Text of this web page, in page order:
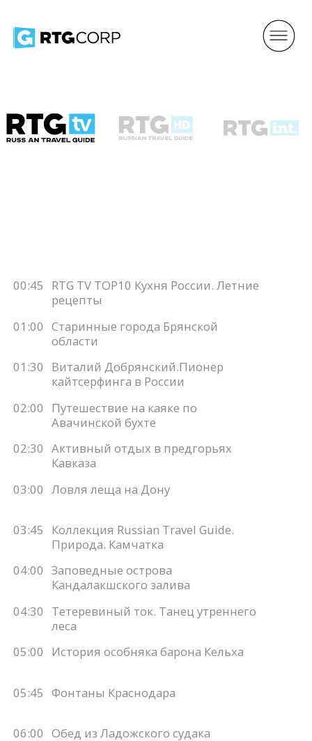
00:45
RTG TV TOP10 Кухня России. Летние
рецепты
01:00 Старинные города Брянской
области
01:30
Виталий Добрянский.Пионер
кайтсерфинга в России
02:00
Путешествие на каяке по
Авачинской бухте
02:30 Активный отдых в предгорьях
Кавказа
03:00
Ловля леща на Дону
03:45
Коллекция Russian Travel Guide.
Природа. Камчатка
04:00 Заповедные острова
Кандалакшского залива
04:30
Тетеревиный ток. Танец утреннего
леса
05:00
История особняка барона Кельха
05:45 Фонтаны Краснодара
06:00 Обед из Ладожского судака